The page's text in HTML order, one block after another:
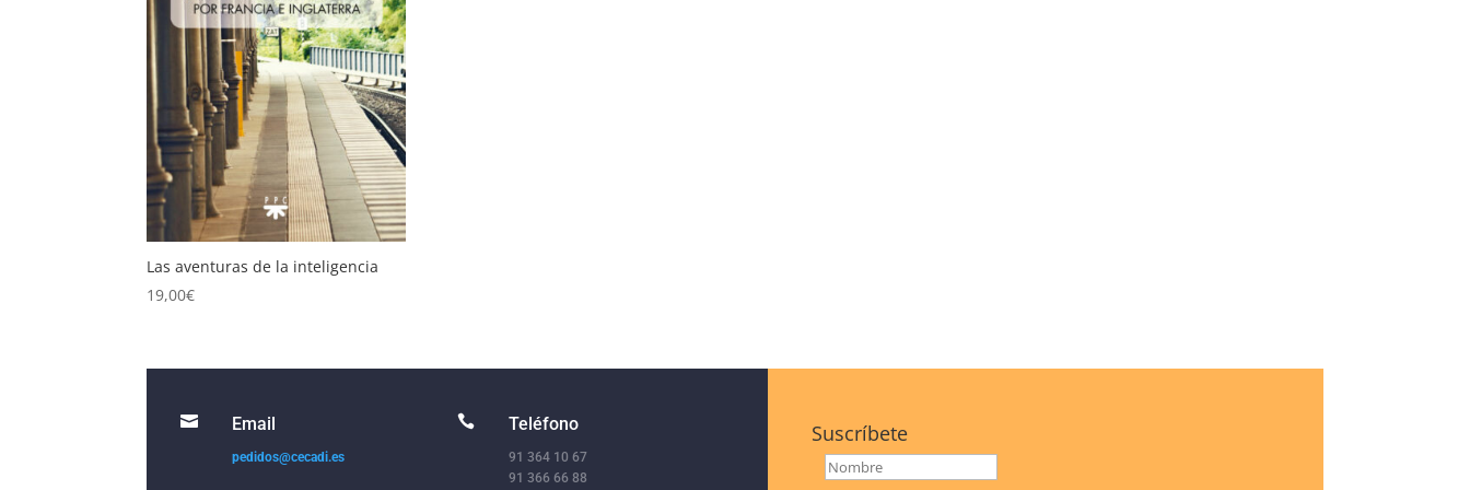
Las aventuras de la inteligencia
19,00€
 Email
pedidos@cecadi.es
 Teléfono
91 364 10 67
91 366 66 88
Suscríbete